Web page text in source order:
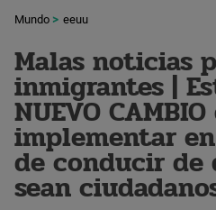
Mundo eeuu
Malas noticias
inmigrantes |
NUEVO
implementar
de conducir de
sean